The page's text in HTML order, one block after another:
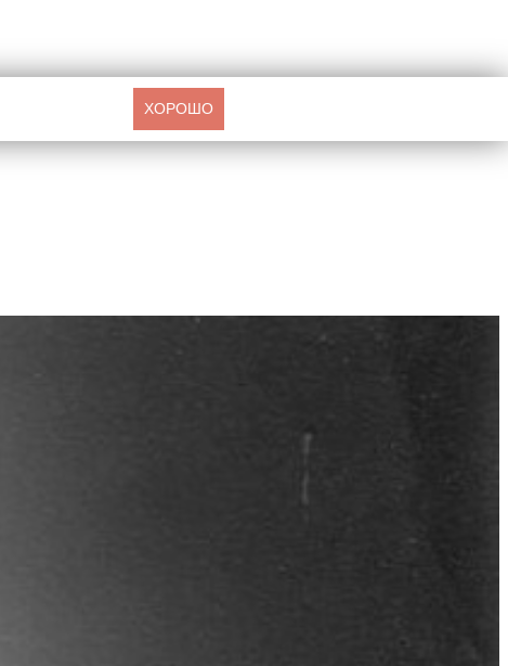
ХОРОШО